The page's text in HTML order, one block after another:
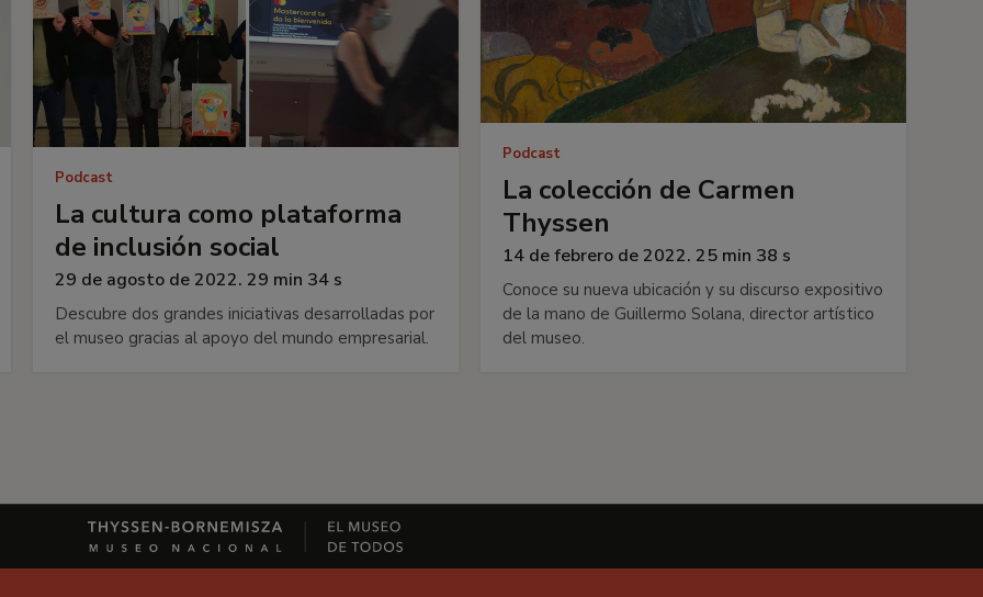
Podcast
La cultura como plataforma
de inclusión social
29 de agosto de 2022. 29 min 34 s
Descubre dos grandes iniciativas desarrolladas por
el museo gracias al apoyo del mundo empresarial.
Podcast
La colección de Carmen
Thyssen
14 de febrero de 2022. 25 min 38 s
Conoce su nueva ubicación y su discurso expositivo
de la mano de Guillermo Solana, director artístico
del museo.